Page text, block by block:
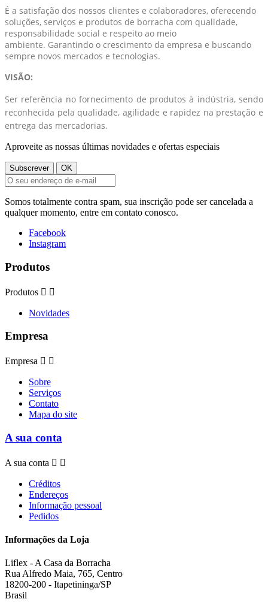
É a satisfação dos nossos clientes e colaboradores, oferecendo
soluções, serviços e produtos de borracha com qualidade,
responsabilidade social e respeito ao meio
ambiente. Garantindo o crescimento da empresa e buscando
sempre novos mercados e tecnologias.
VISÃO:
Ser referência no fornecimento de produtos à indústria, sendo
reconhecida pela qualidade, agilidade e rapidez na prestação e
entrega das mercadorias.
Aproveite as nossas últimas novidades e ofertas especiais
Somos totalmente contra spam, sua inscrição pode ser cancelada a
qualquer momento, entre em contato conosco.
Facebook
Instagram
Produtos
Produtos  
Novidades
Empresa
Empresa  
Sobre
Serviços
Contato
Mapa do site
A sua conta
A sua conta  
Créditos
Endereços
Informação pessoal
Pedidos
Informações da Loja
Liflex - A Casa da Borracha
Rua Alfredo Maia, 765, Centro
18200-200 - Itapetininga/SP
Brasil